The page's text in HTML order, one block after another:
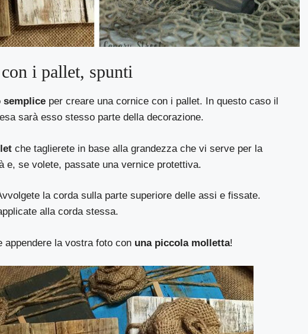
i pallet, spunti
semplice per creare una cornice con i pallet. In questo caso il
sarà esso stesso parte della decorazione.
che taglierete in base alla grandezza che vi serve per la
e, se volete, passate una vernice protettiva.
la corda sulla parte superiore delle assi e fissate.
alla corda stessa.
appendere la vostra foto con una piccola molletta!